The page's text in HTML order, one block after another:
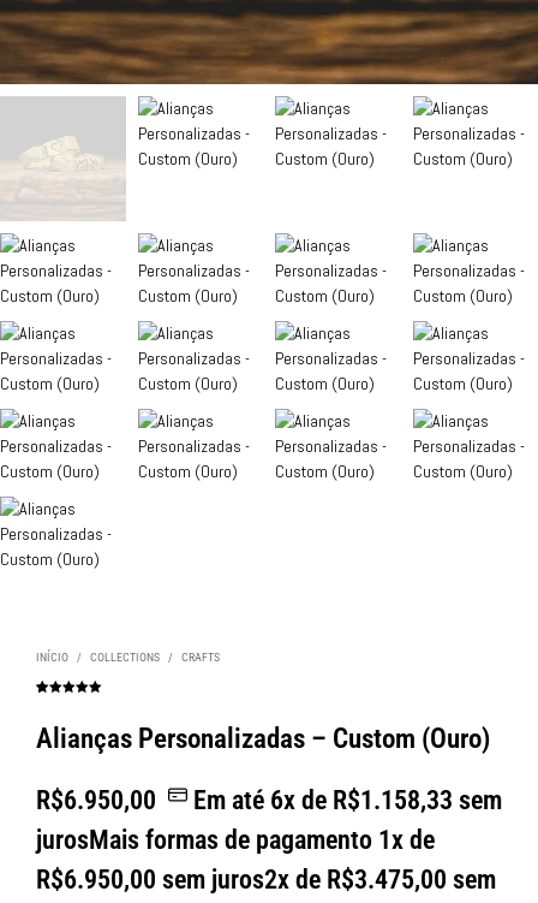
INÍCIO / COLLECTIONS / CRAFTS
de 5, com
baseado em
Alianças Personalizadas – Custom (Ouro)
R$6.950,00 Em até 6x de R$1.158,33 sem
jurosMais formas de pagamento 1x de
R$6.950,00 sem juros2x de R$3.475,00 sem